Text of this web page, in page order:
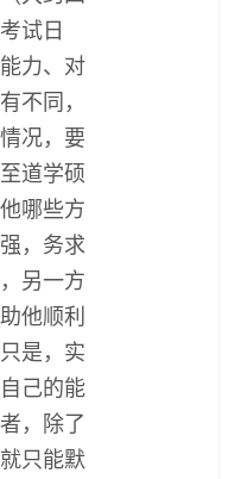
试日
力、对
不同，
况，要
道学硕
哪些方
，务求
另一方
他顺利
是，实
己的能
，除了
只能默